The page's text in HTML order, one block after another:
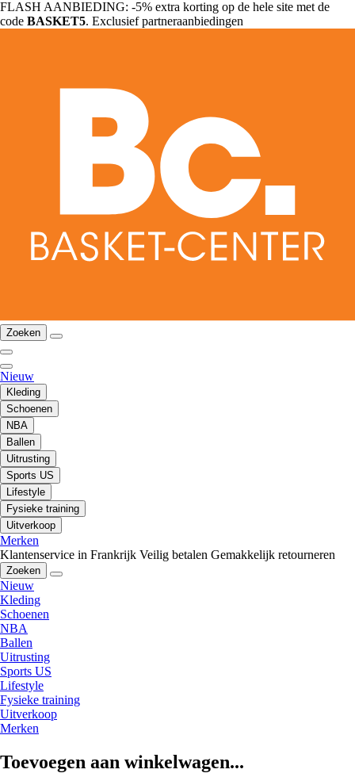
FLASH AANBIEDING: -5% extra korting op de hele site met de
code BASKET5. Exclusief partneraanbiedingen
Zoeken
Nieuw
Kleding
Schoenen
NBA
Ballen
Uitrusting
Sports US
Lifestyle
Fysieke training
Uitverkoop
Merken
Klantenservice in Frankrijk Veilig betalen Gemakkelijk retourneren
Zoeken
Nieuw
Kleding
Schoenen
NBA
Ballen
Uitrusting
Sports US
Lifestyle
Fysieke training
Uitverkoop
Merken
Toevoegen aan winkelwagen...